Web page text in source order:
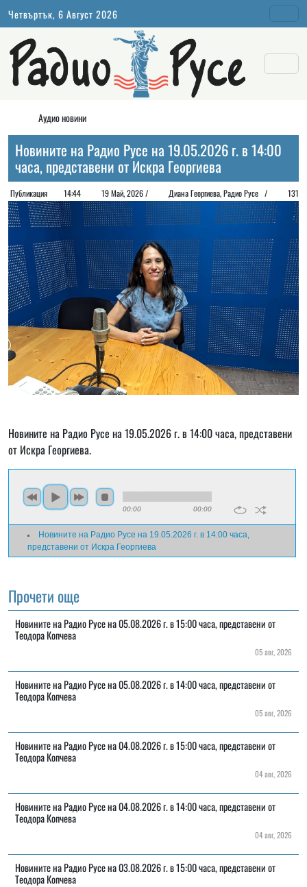
Четвъртък, 6 Август 2026
Аудио новини
Новините на Радио Русе на 19.05.2026 г. в 14:00
часа, представени от Искра Георгиева
Публикация 14:44 19 Май, 2026 / Диана Георгиeва, Радио Русе / 131
Новините на Радио Русе на 19.05.2026 г. в 14:00 часа, представени
от Искра Георгиева.
00:00 00:00
Новините на Радио Русе на 19.05.2026 г. в 14:00 часа,
представени от Искра Георгиева
Прочети още
Новините на Радио Русе на 05.08.2026 г. в 15:00 часа, представени от
Теодора Копчева
05 авг, 2026
Новините на Радио Русе на 05.08.2026 г. в 14:00 часа, представени от
Теодора Копчева
05 авг, 2026
Новините на Радио Русе на 04.08.2026 г. в 15:00 часа, представени от
Теодора Копчева
04 авг, 2026
Новините на Радио Русе на 04.08.2026 г. в 14:00 часа, представени от
Теодора Копчева
04 авг, 2026
Новините на Радио Русе на 03.08.2026 г. в 15:00 часа, представени от
Теодора Копчева